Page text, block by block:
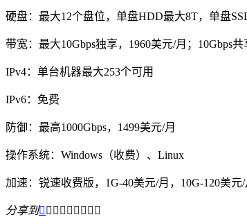
硬盘：最大12个盘位，单盘HDD最大8T，单盘
带宽：最大10Gbps独享，1960美元/月；10Gbps共
IPv4：单台机器最大253个可用
IPv6：免费
防御：最高1000Gbps，1499美元/月
操作系统：Windows（收费）、Linux
加速：锐速收费版，1G-40美元/月，10G-120美元/
分享到        